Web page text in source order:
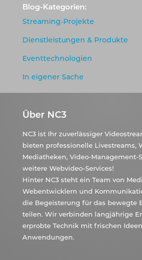
Blog-Kategorien:
Streaming-Projekte
Dienstleistungen & Produkte
Eventtechnologien
In eigener Sache
Über NC3
NC3 ist Ihr zuverlässiger
bieten professionelle Livestreams,
Mediatheken, Video-Management-
weitere Webvideo-Services!
Hinter NC3 steht ein Team von
Webentwicklern und
die Begeisterung für das bewegte
teilen. Wir verbinden langjährige
erprobte Technik mit frischen
Anwendungen.